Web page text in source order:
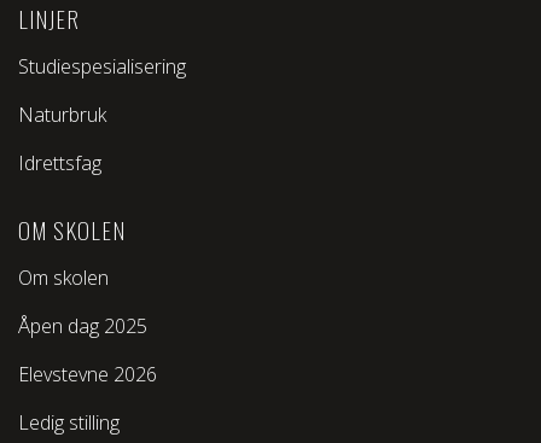
LINJER
Studiespesialisering
Naturbruk
Idrettsfag
OM SKOLEN
Om skolen
Åpen dag 2025
Elevstevne 2026
Ledig stilling